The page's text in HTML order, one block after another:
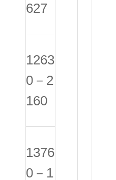
627
1263
0－2
160
1376
0－1